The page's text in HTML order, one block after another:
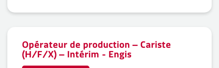
Opérateur de production – Cariste
(H/F/X) – Intérim - Engis